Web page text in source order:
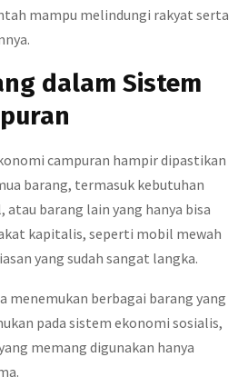
mampu melindungi rakyat serta
dalam Sistem
campuran hampir dipastikan
barang, termasuk kebutuhan
barang lain yang hanya bisa
kapitalis, seperti mobil mewah
yang sudah sangat langka.
menemukan berbagai barang yang
pada sistem ekonomi sosialis,
memang digunakan hanya